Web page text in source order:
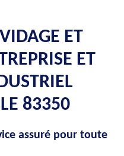
ET
ET
83350
assuré pour toute